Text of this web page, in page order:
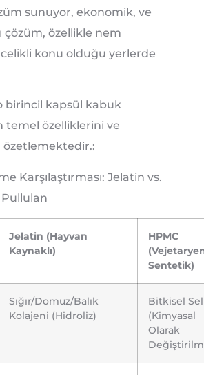
sunuyor, ekonomik, ve
çözüm, özellikle nem
konu olduğu yerlerde
birincil kapsül kabuk
temel özelliklerini ve
özetlemektedir.:
Karşılaştırması: Jelatin vs.
Pullulan
Jelatin (Hayvan
Kaynaklı)
HPMC
Sentetik)
Sığır/Domuz/Balık
Kolajeni (Hidroliz)
Bitkisel
(Kimyasal
Olarak